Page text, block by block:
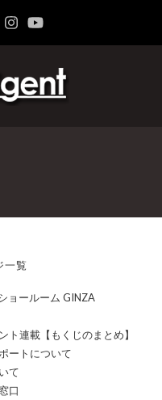
一覧
ョールーム GINZA
ト連載【もくじのまとめ】
ートについて
て
口